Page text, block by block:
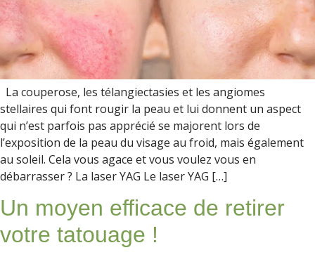
La couperose, les télangiectasies et les angiomes
stellaires qui font rougir la peau et lui donnent un aspect
qui n’est parfois pas apprécié se majorent lors de
l’exposition de la peau du visage au froid, mais également
au soleil. Cela vous agace et vous voulez vous en
débarrasser ? La laser YAG Le laser YAG […]
Un moyen efficace de retirer
votre tatouage !